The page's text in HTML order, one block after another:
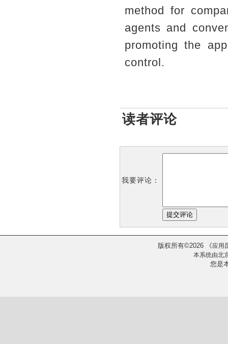
method for
agents and
promoting the
control.
读者评论
我要评论：
版权所有©2026 《应用
本系统由北
您是